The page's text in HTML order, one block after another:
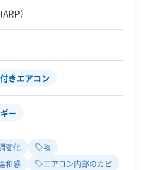
）
きエアコン
ー
変化
咳
和感
エアコン内部のカビ